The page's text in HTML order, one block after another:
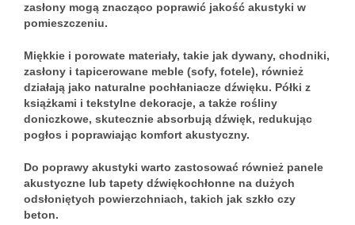
zasłony mogą znacząco poprawić jakość akustyki w
pomieszczeniu.
Miękkie i porowate materiały, takie jak dywany, chodniki,
zasłony i tapicerowane meble (sofy, fotele), również
działają jako naturalne pochłaniacze dźwięku. Półki z
książkami i tekstylne dekoracje, a także rośliny
doniczkowe, skutecznie absorbują dźwięk, redukując
pogłos i poprawiając komfort akustyczny.
Do poprawy akustyki warto zastosować również panele
akustyczne lub tapety dźwiękochłonne na dużych
odsłoniętych powierzchniach, takich jak szkło czy
beton.